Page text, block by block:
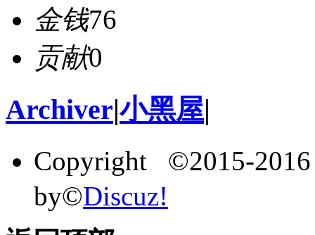
金钱76
贡献0
Archiver|小黑屋|
Copyright ©2015-
by©Discuz!